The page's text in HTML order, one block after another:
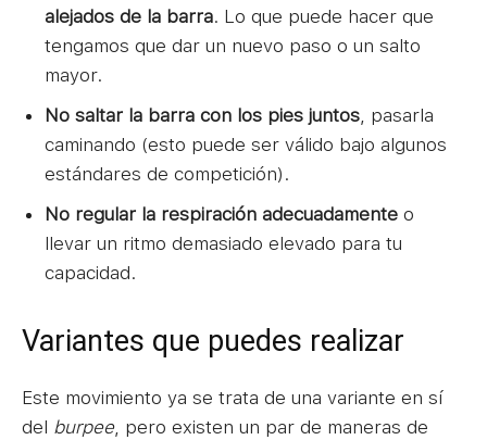
alejados de la barra. Lo que puede hacer que
tengamos que dar un nuevo paso o un salto
mayor.
No saltar la barra con los pies juntos, pasarla
caminando (esto puede ser válido bajo algunos
estándares de competición).
No regular la respiración adecuadamente o
llevar un ritmo demasiado elevado para tu
capacidad.
Variantes que puedes realizar
Este movimiento ya se trata de una variante en sí
del burpee, pero existen un par de maneras de